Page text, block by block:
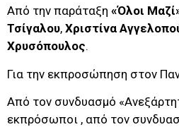
Από την παράταξη «Όλοι
Τσίγαλου, Χριστίνα
Χρυσόπουλος.
Για την εκπροσώπηση στον
Από τον συνδυασμό
εκπρόσωποι , από τον